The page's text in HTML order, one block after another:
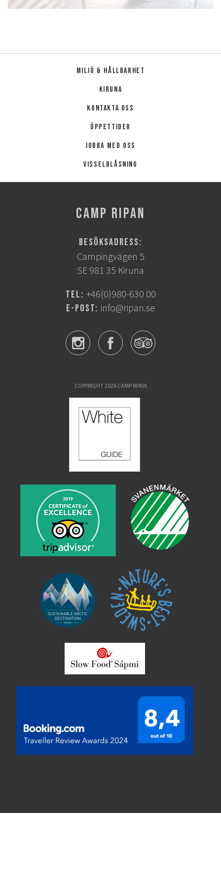
Miljö & hållbarhet
Kiruna
Kontakta oss
Öppettider
Jobba med oss
Visselblåsning
CAMP RIPAN
Besöksadress:
Campingvägen 5
SE 981 35 Kiruna
Tel: +46(0)980-630 00
E-post: info@ripan.se
COPYRIGHT 2026 CAMP RIPAN